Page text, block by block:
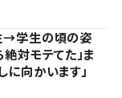
→学生の頃の姿
対モテてた」ま
に向かいます」